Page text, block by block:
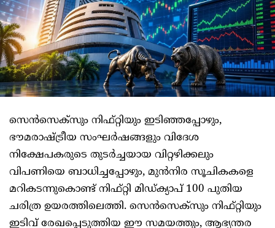
സെൻസെക്സും നിഫ്റ്റിയും ഇടിഞ്ഞപ്പോഴും,
ഭൗമരാഷ്ട്രീയ സംഘർഷങ്ങളും വിദേശ
നിക്ഷേപകരുടെ തുടർച്ചയായ വിറ്റഴിക്കലും
വിപണിയെ ബാധിച്ചപ്പോഴും, മുൻനിര സൂചികകളെ
മറികടന്നുകൊണ്ട് നിഫ്റ്റി മിഡ്ക്യാപ് 100 പുതിയ
ചരിത്ര ഉയരത്തിലെത്തി. സെൻസെക്സും നിഫ്റ്റിയും
ഇടിവ് രേഖപ്പെടുത്തിയ ഈ സമയത്തും, ആഭ്യന്തര